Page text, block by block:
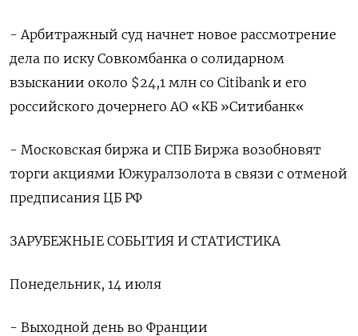
- Арбитражный суд начнет новое рассмотрение
дела по иску Совкомбанка о солидарном
взыскании около $24,1 млн со Citibank и его
российского дочернего АО «КБ »Ситибанк«
- Московская биржа и СПБ Биржа возобновят
торги акциями Южуралзолота в связи с отменой
предписания ЦБ РФ
ЗАРУБЕЖНЫЕ СОБЫТИЯ И СТАТИСТИКА
Понедельник, 14 июля
- Выходной день во Франции